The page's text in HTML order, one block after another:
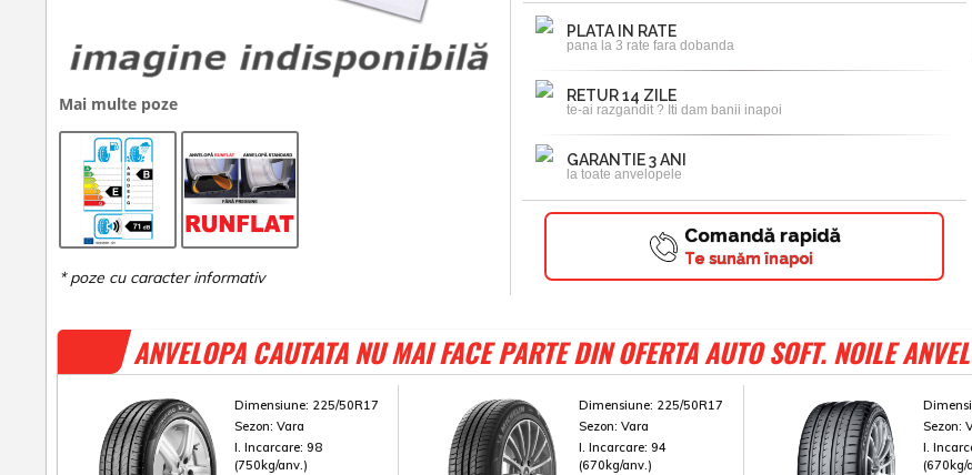
Mai multe poze
PLATA IN RATE
pana la 3 rate fara dobanda
RETUR 14 ZILE
te-ai razgandit ? Iti dam banii inapoi
GARANTIE 3 ANI
la toate anvelopele
Comandă rapidă
Te sunăm înapoi
ANVELOPA CAUTATA NU MAI FACE PARTE DIN OFERTA AUTO SOFT. NOILE
Dimensiune: 225/50R17
Sezon: Vara
I. Incarcare: 98
(750kg/anv.)
Dimensiune: 225/50R17
Sezon: Vara
I. Incarcare: 94
(670kg/anv.)
Sezon:
I.
(670kg/